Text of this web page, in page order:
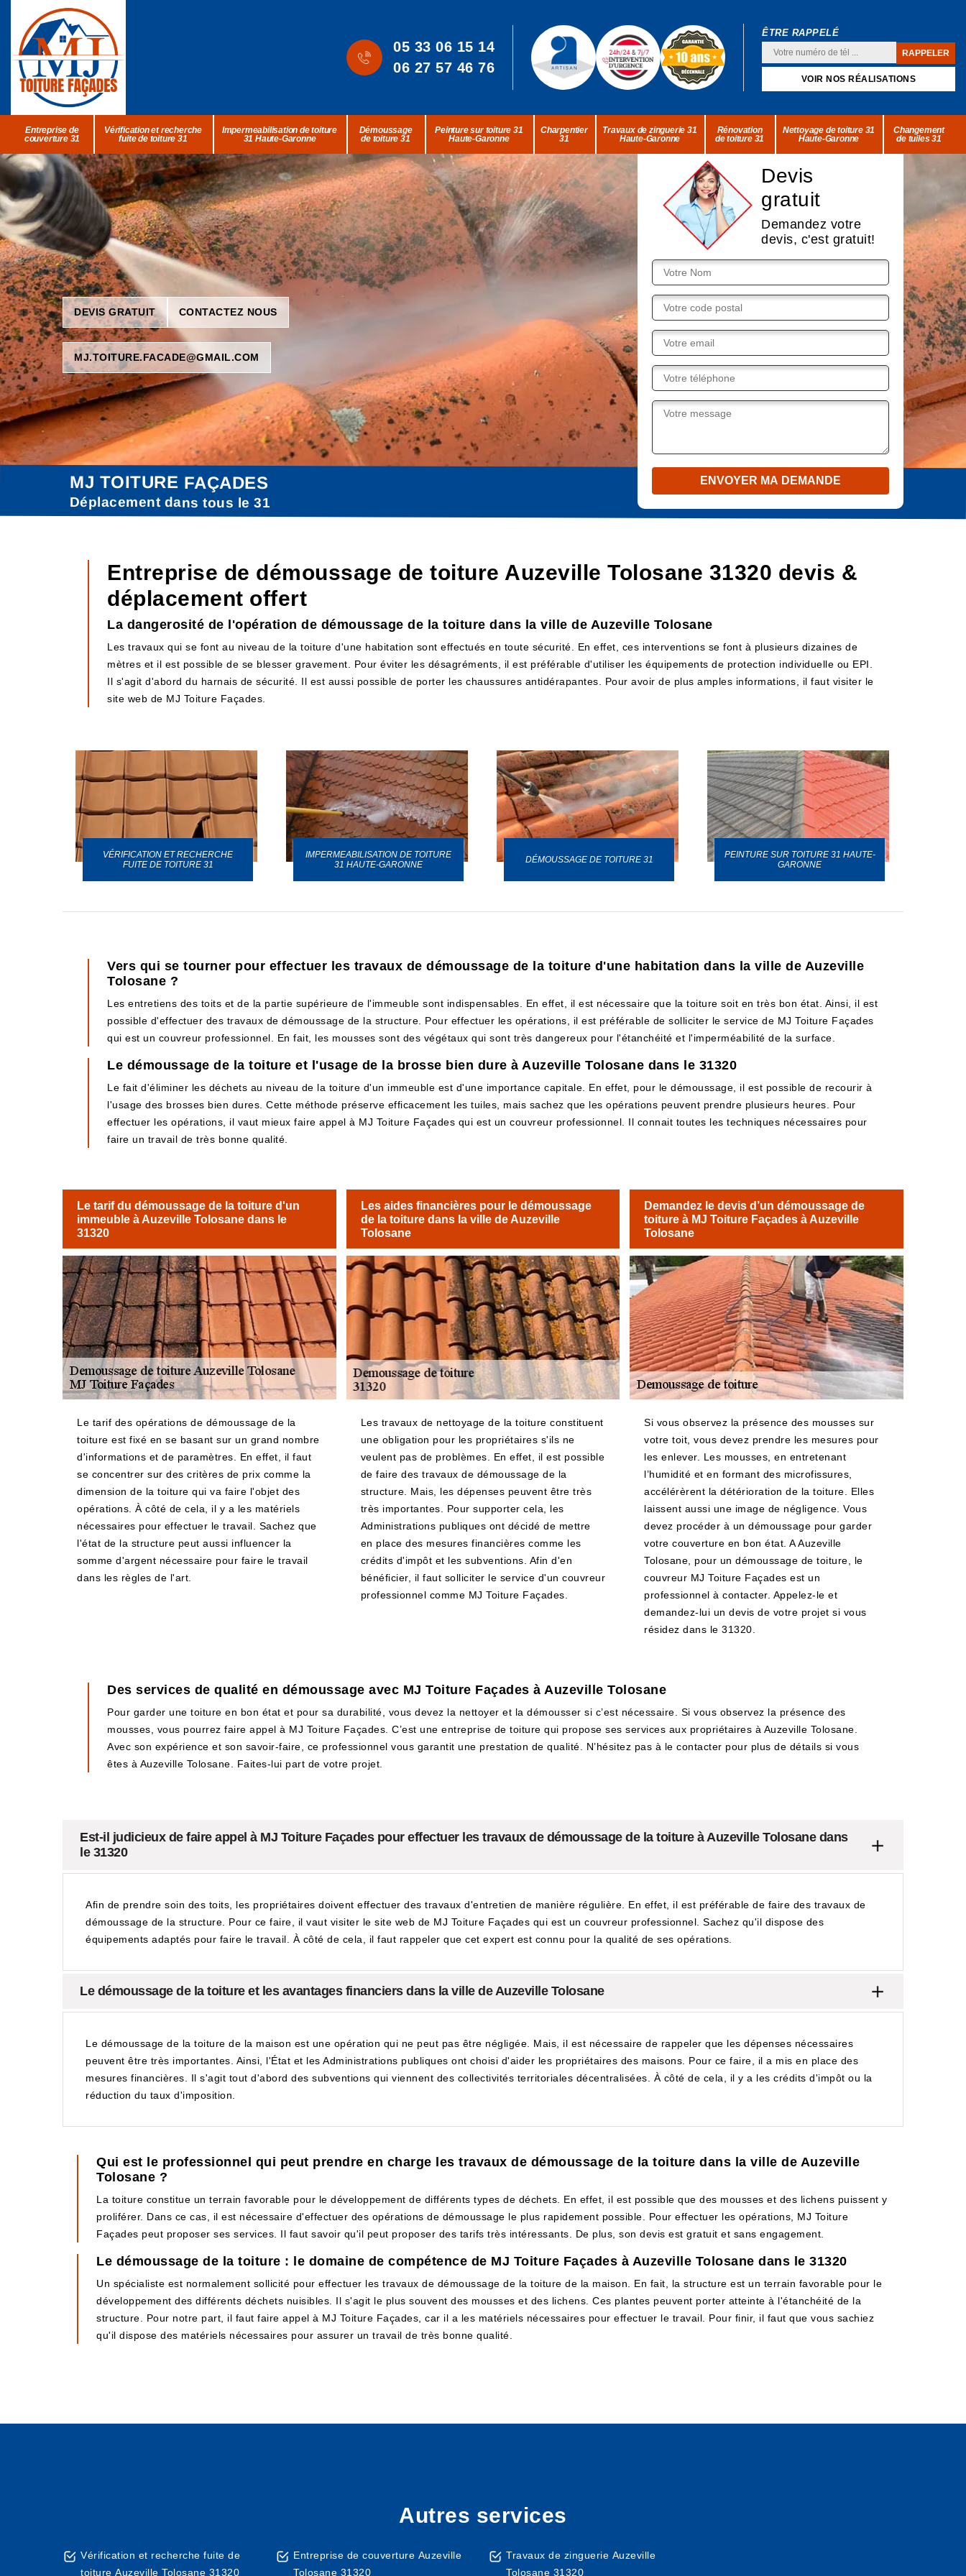
05 33 06 15 14
06 27 57 46 76
ÊTRE RAPPELÉ
VOIR NOS RÉALISATIONS
Entreprise de
couverture 31
Vérification et recherche
fuite de toiture 31
Impermeabilisation de toiture
31 Haute-Garonne
Démoussage
de toiture 31
Peinture sur toiture 31
Haute-Garonne
Charpentier
31
Travaux de zinguerie 31
Haute-Garonne
Rénovation
de toiture 31
Nettoyage de toiture 31
Haute-Garonne
Changement
de tuiles 31
DEVIS GRATUIT CONTACTEZ NOUS
MJ.TOITURE.FACADE@GMAIL.COM
Devis
gratuit
Demandez votre
devis, c'est gratuit!
MJ TOITURE FAÇADES
Déplacement dans tous le 31
Entreprise de démoussage de toiture Auzeville Tolosane 31320 devis &
déplacement offert
La dangerosité de l'opération de démoussage de la toiture dans la ville de Auzeville Tolosane
Les travaux qui se font au niveau de la toiture d'une habitation sont effectués en toute sécurité. En effet, ces interventions se font à plusieurs dizaines de
mètres et il est possible de se blesser gravement. Pour éviter les désagréments, il est préférable d'utiliser les équipements de protection individuelle ou EPI.
Il s'agit d'abord du harnais de sécurité. Il est aussi possible de porter les chaussures antidérapantes. Pour avoir de plus amples informations, il faut visiter le
site web de MJ Toiture Façades.
VÉRIFICATION ET RECHERCHE
FUITE DE TOITURE 31
IMPERMEABILISATION DE TOITURE
31 HAUTE-GARONNE
DÉMOUSSAGE DE TOITURE 31
PEINTURE SUR TOITURE 31 HAUTE-
GARONNE
Vers qui se tourner pour effectuer les travaux de démoussage de la toiture d'une habitation dans la ville de Auzeville
Tolosane ?
Les entretiens des toits et de la partie supérieure de l'immeuble sont indispensables. En effet, il est nécessaire que la toiture soit en très bon état. Ainsi, il est
possible d'effectuer des travaux de démoussage de la structure. Pour effectuer les opérations, il est préférable de solliciter le service de MJ Toiture Façades
qui est un couvreur professionnel. En fait, les mousses sont des végétaux qui sont très dangereux pour l'étanchéité et l'imperméabilité de la surface.
Le démoussage de la toiture et l'usage de la brosse bien dure à Auzeville Tolosane dans le 31320
Le fait d'éliminer les déchets au niveau de la toiture d'un immeuble est d'une importance capitale. En effet, pour le démoussage, il est possible de recourir à
l'usage des brosses bien dures. Cette méthode préserve efficacement les tuiles, mais sachez que les opérations peuvent prendre plusieurs heures. Pour
effectuer les opérations, il vaut mieux faire appel à MJ Toiture Façades qui est un couvreur professionnel. Il connait toutes les techniques nécessaires pour
faire un travail de très bonne qualité.
Le tarif du démoussage de la toiture d'un
immeuble à Auzeville Tolosane dans le
31320
Le tarif des opérations de démoussage de la
toiture est fixé en se basant sur un grand nombre
d'informations et de paramètres. En effet, il faut
se concentrer sur des critères de prix comme la
dimension de la toiture qui va faire l'objet des
opérations. À côté de cela, il y a les matériels
nécessaires pour effectuer le travail. Sachez que
l'état de la structure peut aussi influencer la
somme d'argent nécessaire pour faire le travail
dans les règles de l'art.
Les aides financières pour le démoussage
de la toiture dans la ville de Auzeville
Tolosane
Les travaux de nettoyage de la toiture constituent
une obligation pour les propriétaires s'ils ne
veulent pas de problèmes. En effet, il est possible
de faire des travaux de démoussage de la
structure. Mais, les dépenses peuvent être très
très importantes. Pour supporter cela, les
Administrations publiques ont décidé de mettre
en place des mesures financières comme les
crédits d'impôt et les subventions. Afin d'en
bénéficier, il faut solliciter le service d'un couvreur
professionnel comme MJ Toiture Façades.
Demandez le devis d’un démoussage de
toiture à MJ Toiture Façades à Auzeville
Tolosane
Si vous observez la présence des mousses sur
votre toit, vous devez prendre les mesures pour
les enlever. Les mousses, en entretenant
l’humidité et en formant des microfissures,
accélérèrent la détérioration de la toiture. Elles
laissent aussi une image de négligence. Vous
devez procéder à un démoussage pour garder
votre couverture en bon état. A Auzeville
Tolosane, pour un démoussage de toiture, le
couvreur MJ Toiture Façades est un
professionnel à contacter. Appelez-le et
demandez-lui un devis de votre projet si vous
résidez dans le 31320.
Des services de qualité en démoussage avec MJ Toiture Façades à Auzeville Tolosane
Pour garder une toiture en bon état et pour sa durabilité, vous devez la nettoyer et la démousser si c’est nécessaire. Si vous observez la présence des
mousses, vous pourrez faire appel à MJ Toiture Façades. C’est une entreprise de toiture qui propose ses services aux propriétaires à Auzeville Tolosane.
Avec son expérience et son savoir-faire, ce professionnel vous garantit une prestation de qualité. N’hésitez pas à le contacter pour plus de détails si vous
êtes à Auzeville Tolosane. Faites-lui part de votre projet.
Est-il judicieux de faire appel à MJ Toiture Façades pour effectuer les travaux de démoussage de la toiture à Auzeville Tolosane dans
le 31320
Afin de prendre soin des toits, les propriétaires doivent effectuer des travaux d'entretien de manière régulière. En effet, il est préférable de faire des travaux de
démoussage de la structure. Pour ce faire, il vaut visiter le site web de MJ Toiture Façades qui est un couvreur professionnel. Sachez qu'il dispose des
équipements adaptés pour faire le travail. À côté de cela, il faut rappeler que cet expert est connu pour la qualité de ses opérations.
Le démoussage de la toiture et les avantages financiers dans la ville de Auzeville Tolosane
Le démoussage de la toiture de la maison est une opération qui ne peut pas être négligée. Mais, il est nécessaire de rappeler que les dépenses nécessaires
peuvent être très importantes. Ainsi, l'État et les Administrations publiques ont choisi d'aider les propriétaires des maisons. Pour ce faire, il a mis en place des
mesures financières. Il s'agit tout d'abord des subventions qui viennent des collectivités territoriales décentralisées. À côté de cela, il y a les crédits d'impôt ou la
réduction du taux d'imposition.
Qui est le professionnel qui peut prendre en charge les travaux de démoussage de la toiture dans la ville de Auzeville
Tolosane ?
La toiture constitue un terrain favorable pour le développement de différents types de déchets. En effet, il est possible que des mousses et des lichens puissent y
proliférer. Dans ce cas, il est nécessaire d'effectuer des opérations de démoussage le plus rapidement possible. Pour effectuer les opérations, MJ Toiture
Façades peut proposer ses services. Il faut savoir qu'il peut proposer des tarifs très intéressants. De plus, son devis est gratuit et sans engagement.
Le démoussage de la toiture : le domaine de compétence de MJ Toiture Façades à Auzeville Tolosane dans le 31320
Un spécialiste est normalement sollicité pour effectuer les travaux de démoussage de la toiture de la maison. En fait, la structure est un terrain favorable pour le
développement des différents déchets nuisibles. Il s'agit le plus souvent des mousses et des lichens. Ces plantes peuvent porter atteinte à l'étanchéité de la
structure. Pour notre part, il faut faire appel à MJ Toiture Façades, car il a les matériels nécessaires pour effectuer le travail. Pour finir, il faut que vous sachiez
qu'il dispose des matériels nécessaires pour assurer un travail de très bonne qualité.
Autres services
Vérification et recherche fuite de
toiture Auzeville Tolosane 31320
Entreprise de couverture Auzeville
Tolosane 31320
Travaux de zinguerie Auzeville
Tolosane 31320